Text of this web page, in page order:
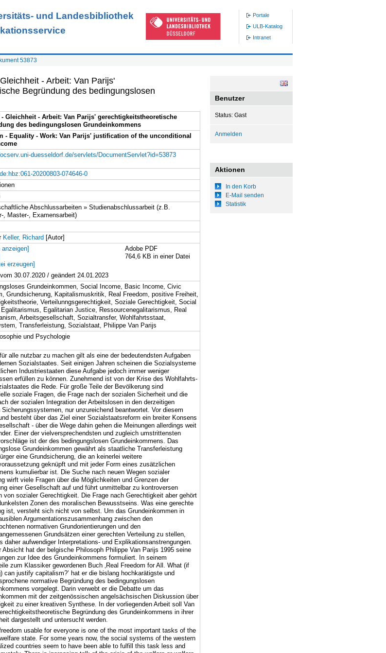
und Landesbibliothek
Portale
ULB-Katalog
Intranet
53873
- Arbeit: Van Parijs'
Begründung des bedingungslosen
- Gleichheit - Arbeit: Van Parijs' gerechtigkeitstheoretische
des bedingungslosen Grundeinkommens
- Equality - Work: Van Parijs' justification of the unconditional
duesseldorf.de/servlets/DocumentServlet?id=53873
20200803-074646-0
Abschlussarbeiten » Studienabschlussarbeit (z.B.
, Master-, Examensarbeit)
Keller, Richard [Autor]
anzeigen]
Adobe PDF
764,6 KB in einer Datei
erzeugen]
30.07.2020 / geändert 24.01.2023
Grundeinkommen, Social Income, Basic Income, Civic
Grundsicherung, Kapitalismuskritik, Real Freedom, positive Freiheit,
Verteilunngsgerechtigkeit, Soziale Gerechtigkeit, Social
Egalitarian Justice, Ressourcenegalitarismus, Real
Arbeitsgesellschaft, Sozialtransfer, Wohlfahrtsstaat,
Transferleistung, Sozialstaat, Philippe Van Parijs
und Psychologie
alle nutzbar zu machen gilt als eine der bedeutendsten Aufgaben
Sozialstaates. Seit einigen Jahren scheinen die Sozialsysteme
Industriestaaten diese Aufgabe jedoch immer weniger
erfüllen zu können. Zunehmend ist von der Krise des Wohlfahrts-
die Rede. Für große Teile der Bevölkerung sind
soziale Fragen, die Frage nach der sozialen Sicherheit und die
der sozialen Integration der Arbeitslosen in den derzeitigen
Sicherungssystemen, nur unzureichend beantwortet. Vor diesem
besteht über das Ziel einer Sozialstaatsreform ein breiter Konsens
- über die Wege dahin gehen die Meinungen allerdings weit
Einer der vielversprechendsten und zugleich umstrittensten
ist der des bedingungslosen Grundeinkommens. Das
Grundeinkommen gewährt als staatliche Transferleistung
eine Grundsicherung, die an keinerlei weitere
geknüpft und mit jeder Form eines zusätzlichen
kumulierbar ist. Die Suche nach neuen Wegen sozialer
wirft viele Fragen über die Möglichkeiten und Grenzen der
einer Gesellschaft auf und führt unmittelbar zu kontroversen
von sozialer Gerechtigkeit. Die Frage nach Gerechtigkeit aber gehört
Zonen des moralischen Bewusstseins. Was eine gerechte
ist, versteht sich nicht von selbst. Um das Grundeinkommen in
Argumentationszusammenhang zwischen den
normativen Grundorientierungen und den
Grundsätzen einer gerechten Verteilung zu stellen,
daher aufwendiger Interpretations- und Explikationsanstrengungen.
Absicht hat der belgische Philosoph Philippe Van Parijs 1995 seine
zur Idee des Grundeinkommens formuliert. In seinem
zum Klassiker gewordenen Buch ‚Real Freedom for All. What (if
can justify capitalism?’ hat er die bislang hochkarätigste und
normative Begründung des bedingungslosen
vorgelegt. Darin verwebt er die Debatte um das
mit der zeitgenössischen angelsächsischen Diskussion über
zu einer kreativen Synthese. In der vorliegenden Arbeit soll Van
Begründung des Grundeinkommens in ihrer
dargestellt und untersucht werden.
usable for everyone is one of the most important tasks of the
state. For some years now, the social systems of the western
countries seem to have been able to fulfill this task less and
Benutzer
Status: Gast
Anmelden
Aktionen
In den Korb
E-Mail senden
Statistik